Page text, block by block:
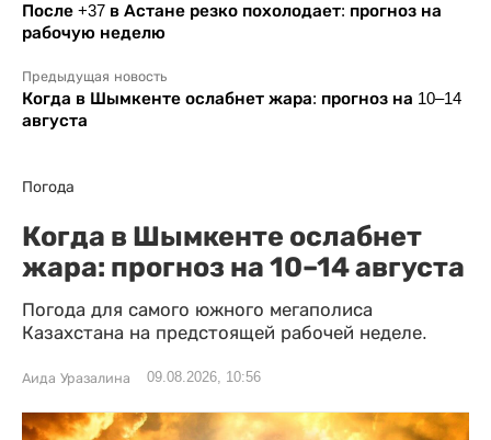
После +37 в Астане резко похолодает: прогноз на
рабочую неделю
Предыдущая новость
Когда в Шымкенте ослабнет жара: прогноз на 10–14
августа
Погода
Когда в Шымкенте ослабнет
жара: прогноз на 10–14 августа
Погода для самого южного мегаполиса
Казахстана на предстоящей рабочей неделе.
Аида Уразалина 09.08.2026, 10:56